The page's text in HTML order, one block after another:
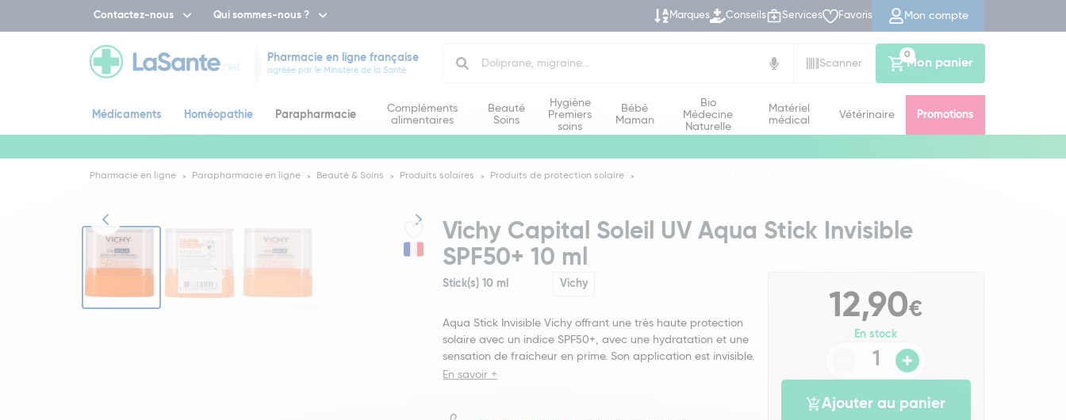
Contactez-nous Qui sommes-nous ? Marques Conseils Services Favoris Mon compte
Pharmacie en ligne française
agréée par le Ministère de la Santé
Scanner
Mon panier
0
Médicaments Homéopathie Parapharmacie
Compléments
alimentaires
Beauté
Soins
Hygiène
Premiers
soins
Bébé
Maman
Bio
Médecine
Naturelle
Matériel
médical
Vétérinaire Promotions
Pharmacie en ligne Parapharmacie en ligne Beauté & Soins Produits solaires Produits de protection solaire
Vichy Capital Soleil UV Aqua Stick Invisible
SPF50+ 10 ml
Stick(s) 10 ml Vichy
Aqua Stick Invisible Vichy offrant une très haute protection
solaire avec un indice SPF50+, avec une hydratation et une
sensation de fraicheur en prime. Son application est invisible.
En savoir +
12,90€
En stock
Ajouter au panier